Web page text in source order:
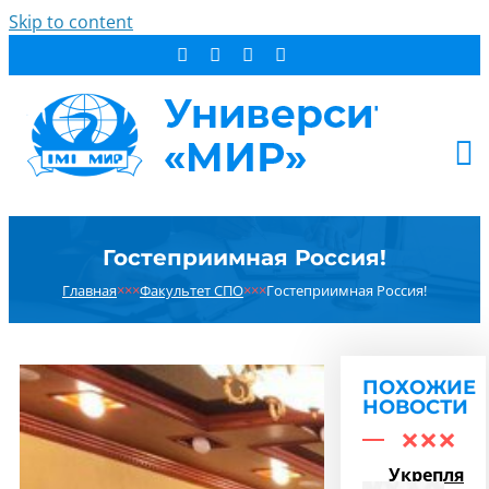
Skip to content
ДОПОБРАЗОВАНИЕ
НОВОСТИ
КОНТАКТЫ
РЕЗУЛЬТАТ ПОИСКА:
Гостеприимная Россия!
Главная×××Факультет СПО×××Гостеприимная Россия!
ПОХОЖИЕ
НОВОСТИ
Укрепляем